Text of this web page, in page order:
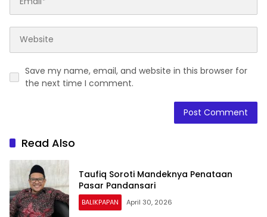
Save my name, email, and website in this browser for
the next time I comment.
Read Also
Taufiq Soroti Mandeknya Penataan
Pasar Pandansari
BALIKPAPAN April 30, 2026